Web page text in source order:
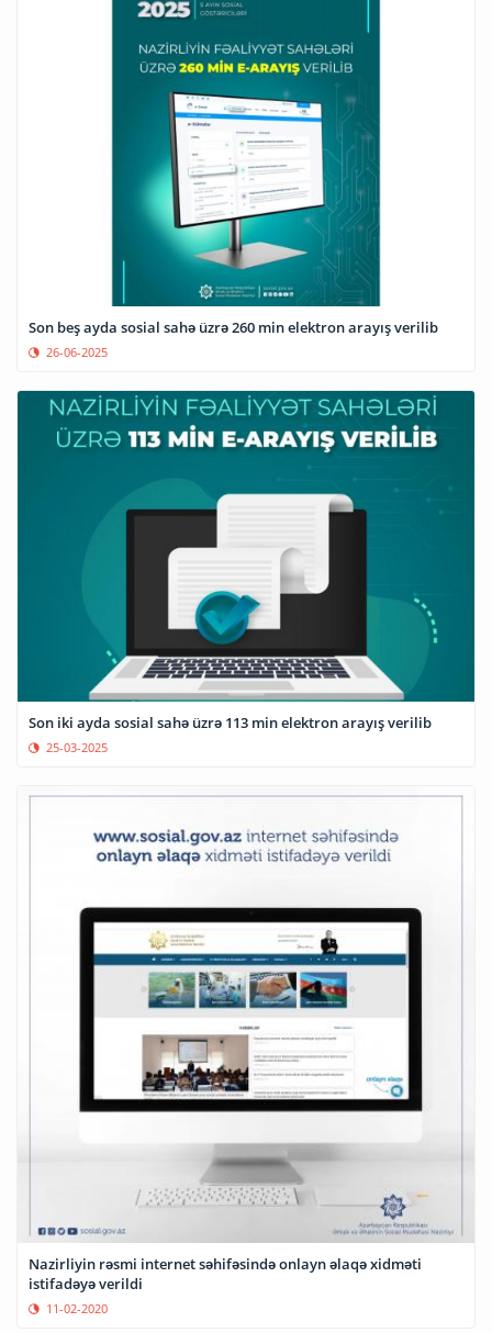
Son beş ayda sosial sahə üzrə 260 min elektron arayış verilib
26-06-2025
Son iki ayda sosial sahə üzrə 113 min elektron arayış verilib
25-03-2025
Nazirliyin rəsmi internet səhifəsində onlayn əlaqə xidməti
istifadəyə verildi
11-02-2020